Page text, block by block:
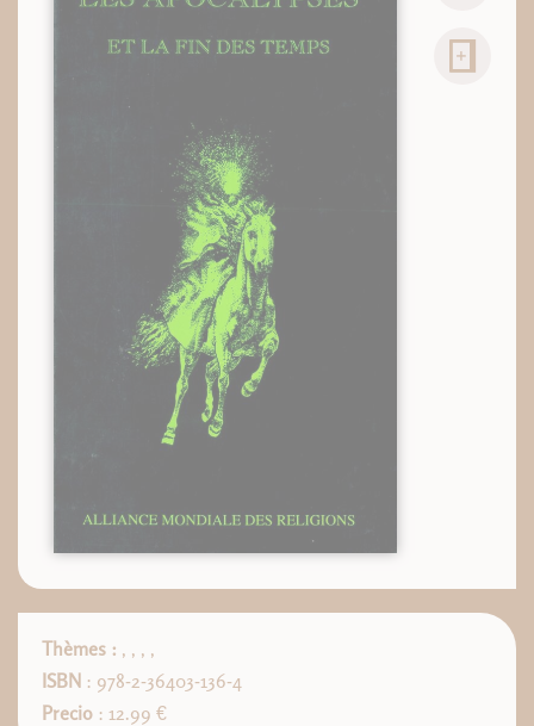
Thèmes : , , , ,
ISBN : 978-2-36403-136-4
Precio : 12.99 €